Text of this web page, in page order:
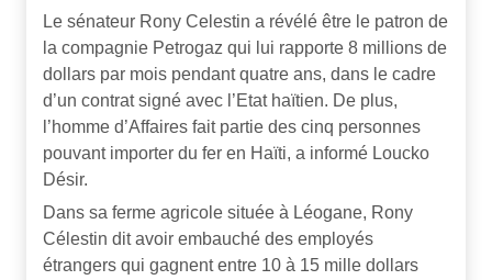
Le sénateur Rony Celestin a révélé être le patron de
la compagnie Petrogaz qui lui rapporte 8 millions de
dollars par mois pendant quatre ans, dans le cadre
d’un contrat signé avec l’Etat haïtien. De plus,
l’homme d’Affaires fait partie des cinq personnes
pouvant importer du fer en Haïti, a informé Loucko
Désir.
Dans sa ferme agricole située à Léogane, Rony
Célestin dit avoir embauché des employés
étrangers qui gagnent entre 10 à 15 mille dollars